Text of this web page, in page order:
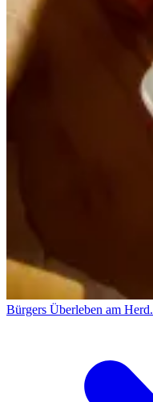
Bürgers Überleben am Herd.